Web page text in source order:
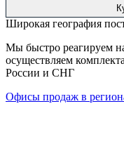
Широкая география
Мы быстро реагируем
осуществляем
России и СНГ
Офисы продаж в